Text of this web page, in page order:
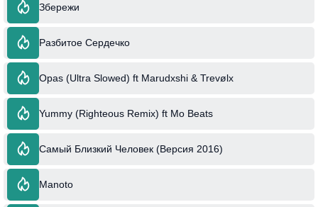
Збережи
Разбитое Сердечко
Opas (Ultra Slowed) ft Marudxshi & Trevølx
Yummy (Righteous Remix) ft Mo Beats
Самый Близкий Человек (Версия 2016)
Manoto